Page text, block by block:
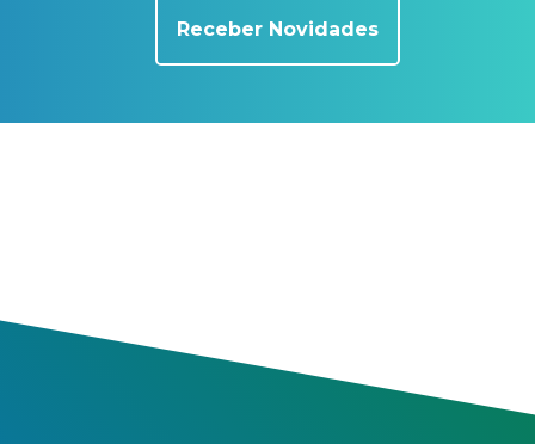
Receber Novidades